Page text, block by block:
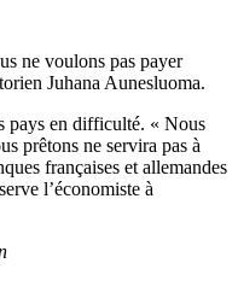
ne voulons pas payer
Juhana Aunesluoma.
pays en difficulté. « Nous
prêtons ne servira pas à
françaises et allemandes
l’économiste à